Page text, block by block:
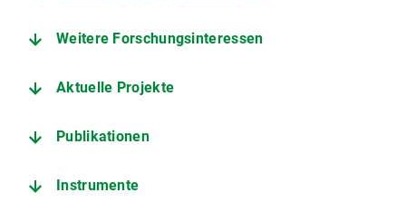
Weitere Forschungsinteressen
Aktuelle Projekte
Publikationen
Instrumente